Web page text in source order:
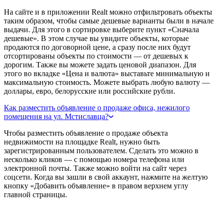
На сайте и в приложении Realt можно отфильтровать объекты
таким образом, чтобы самые дешевые варианты были в начале
выдачи. Для этого в сортировке выберите пункт «Сначала
дешевые». В этом случае вы увидите объекты, которые
продаются по договорной цене, а сразу после них будут
отсортированы объекты по стоимости — от дешевых к
дорогим. Также вы можете задать ценовой диапазон. Для
этого во вкладке «Цена и валюта» выставьте минимальную и
максимальную стоимость. Можете выбрать любую валюту —
доллары, евро, белорусские или российские рубли.
Как разместить объявление о продаже офиса, нежилого
помещения на ул. Мстиславца?
Чтобы разместить объявление о продаже объекта
недвижимости на площадке Realt, нужно быть
зарегистрированным пользователем. Сделать это можно в
несколько кликов — с помощью номера телефона или
электронной почты. Также можно войти на сайт через
соцсети. Когда вы зашли в свой аккаунт, нажмите на желтую
кнопку «Добавить объявление» в правом верхнем углу
главной страницы.